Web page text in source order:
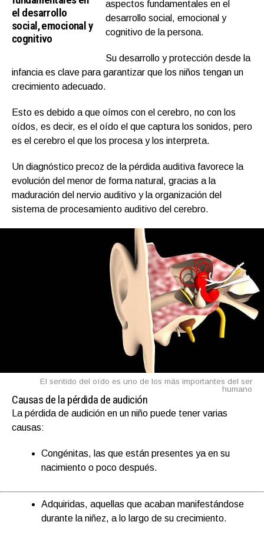
el desarrollo
social, emocional y
cognitivo
aspectos fundamentales en el
desarrollo social, emocional y
cognitivo de la persona.
Su desarrollo y protección desde la
infancia es clave para garantizar que los niños tengan un
crecimiento adecuado.
Esto es debido a que oímos con el cerebro, no con los
oídos, es decir, es el oído el que captura los sonidos, pero
es el cerebro el que los procesa y los interpreta.
Un diagnóstico precoz de la pérdida auditiva favorece la
evolución del menor de forma natural, gracias a la
maduración del nervio auditivo y la organización del
sistema de procesamiento auditivo del cerebro.
El sentido del oído es uno de los más importantes del ser
humano
Causas de la pérdida de audición
La pérdida de audición en un niño puede tener varias
causas:
Congénitas, las que están presentes ya en su
nacimiento o poco después.
Adquiridas, aquellas que acaban manifestándose
durante la niñez, a lo largo de su crecimiento.